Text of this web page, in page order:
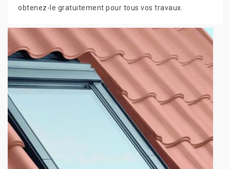
obtenez-le gratuitement pour tous vos travaux.